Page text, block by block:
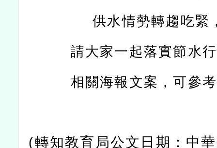
供水情勢轉趨吃緊
請大家一起落實節水
相關海報文案，可參
(轉知教育局公文日期：中